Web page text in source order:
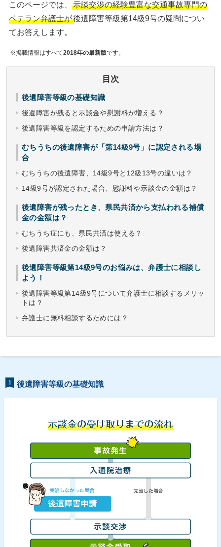
このページでは、
示談交渉の経験豊富な交通事故専門の
ベテラン弁護士が後遺障害等級第14級9号の疑問につい
てお答えします。
※掲載情報はすべて2018年の最新版です。
目次
後遺障害等級の基礎知識
後遺障害が残ると示談金や慰謝料が増える？
後遺障害等級を認定するための申請方法は？
むちうちの後遺障害が「第14級9号」に認定される場
合
むちうちの後遺障害、14級9号と12級13号の違いは？
14級9号が認定された場合、慰謝料や示談金の金額は？
後遺障害が残ったとき、県民共済から支払われる補償
金の金額は？
むちうち症にも、県民共済は使える？
後遺障害共済金の金額は？
後遺障害等級第14級9号のお悩みは、弁護士に相談し
よう！
後遺障害等級第14級9号について弁護士に相談するメリッ
トは？
弁護士に無料相談するためには？
1 後遺障害等級の基礎知識